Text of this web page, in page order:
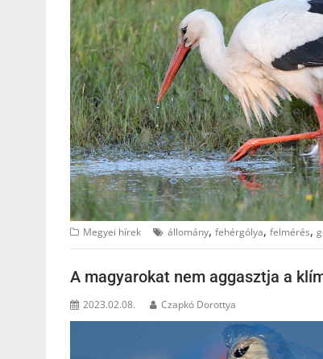
Megyei hírek állomány, fehérgólya, felmérés,
A magyarokat nem aggasztja a
2023.02.08. Czapkó Dorottya